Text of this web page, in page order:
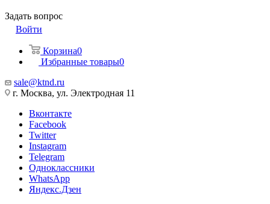
Задать вопрос
Войти
Корзина0
Избранные товары0
sale@ktnd.ru
г. Москва, ул. Электродная 11
Вконтакте
Facebook
Twitter
Instagram
Telegram
Одноклассники
WhatsApp
Яндекс.Дзен